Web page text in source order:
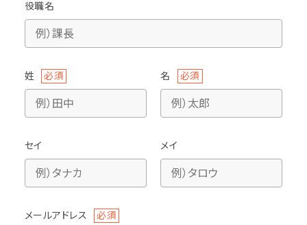
役職名
姓 必須 名 必須
セイ メイ
メールアドレス 必須